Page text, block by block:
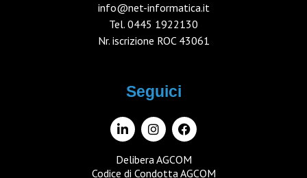
info@net-informatica.it
Tel. 0445 1922130
Nr. iscrizione ROC 43061
Seguici
Delibera AGCOM
Codice di Condotta AGCOM